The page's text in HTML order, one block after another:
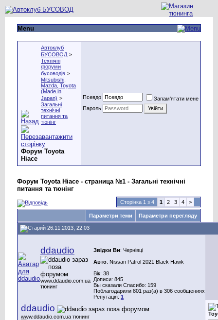
Menu
Автоклуб
БУСОВОД >
Технічні
форуми
бусоводів >
Mitsubishi,
Mazda, Toyota
(Made in
Japan) >
Загальні
технічні
питання та
тюнінг
Форум Toyotа
Hiace
Псевдо
Запам'ятати мене
Пароль
Форум Toyotа Hiace - страница №1 - Загальні технічні
питання та тюнінг
Сторінка 1 з 4 1 2 3 4 >
Параметри теми Параметри перегляду
26.11.2013, 22:03
ddaudio
www.ddaudio.com.ua
тюнинг
Звідки Ви: Чернівці
Авто: Nissan Patrol 2021 Black Hawk
Вік: 38
Дописи: 845
Вы сказали Спасибо: 159
Поблагодарили 801 раз(а) в 306 сообщениях
Репутація: 1
ddaudio
www.ddaudio.com.ua тюнинг